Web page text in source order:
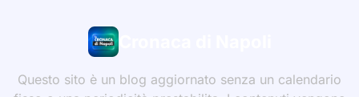
Cronaca di Napoli
Questo sito è un blog aggiornato senza un calendario